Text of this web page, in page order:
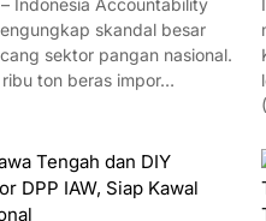
skandal besar
sektor pangan nasional.
ton beras impor…